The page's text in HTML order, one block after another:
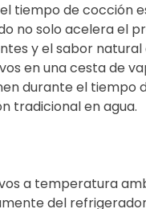
tiempo de cocción
no solo acelera el
y el sabor natural
en una cesta de
durante el tiempo
tradicional en agua.
a temperatura
del